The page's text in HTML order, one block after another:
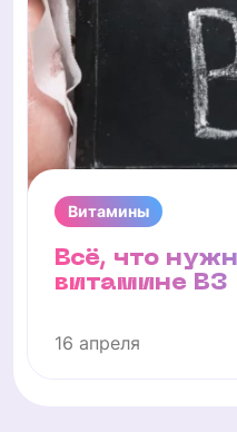
Витамины
Всё, что
витамине В3
16 апреля